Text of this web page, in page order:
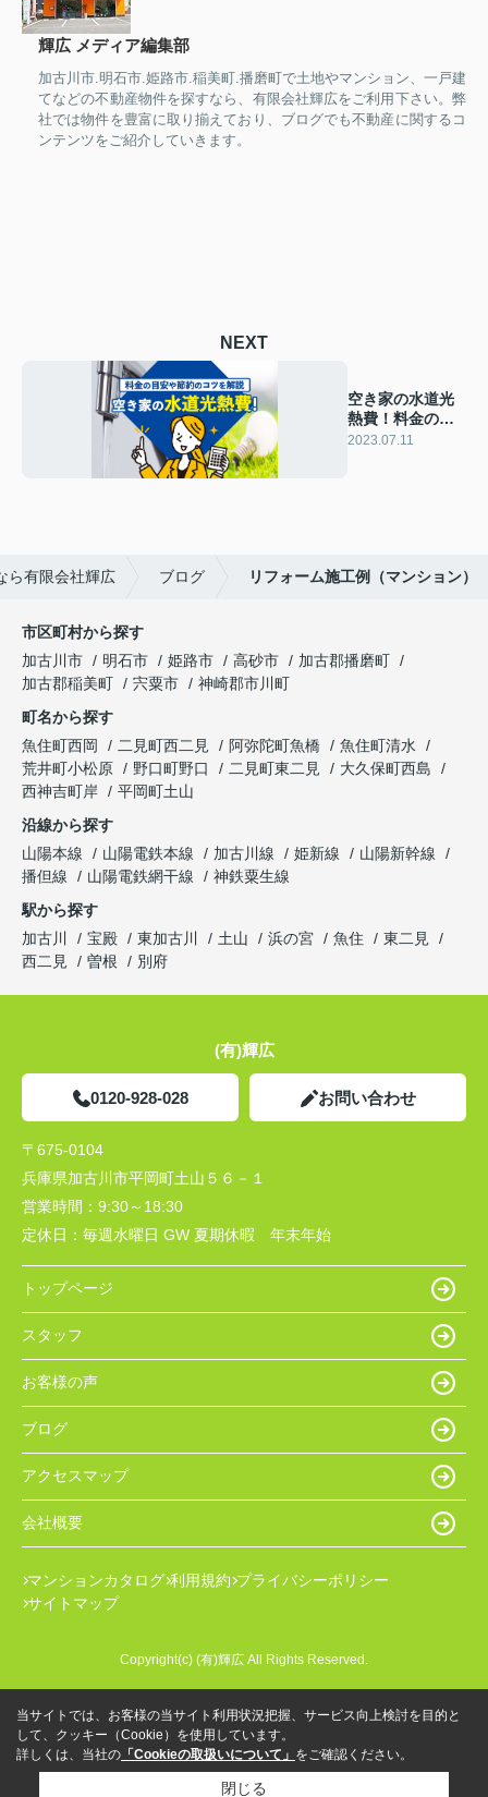
輝広 メディア編集部
加古川市.明石市.姫路市.稲美町.播磨町で土地やマンション、一戸建
てなどの不動産物件を探すなら、有限会社輝広をご利用下さい。弊
社では物件を豊富に取り揃えており、ブログでも不動産に関するコ
ンテンツをご紹介していきます。
NEXT
空き家の水道光
熱費！料金の目
安や節約のコツ
2023.07.11
ら有限会社輝広 ブログ リフォーム施工例（マンション）
市区町村から探す
加古川市
明石市 姫路市 高砂市
加古郡播磨町
加古郡稲美町
宍粟市
神崎郡市川町
町名から探す
魚住町西岡
二見町西二見 阿弥陀町魚橋
魚住町清水
荒井町小松原
野口町野口 二見町東二見
大久保町西島
西神吉町岸
平岡町土山
沿線から探す
山陽本線
山陽電鉄本線 加古川線 姫新線
山陽新幹線
播但線
山陽電鉄網干線
神鉄粟生線
駅から探す
加古川
宝殿 東加古川 土山 浜の宮 魚住
東二見
西二見
曽根 別府
(有)輝広
0120-928-028 お問い合わせ
〒675-0104
兵庫県加古川市平岡町土山５６－１
営業時間： 9:30～18:30
定休日： 毎週水曜日 GW 夏期休暇 年末年始
トップページ
スタッフ
お客様の声
ブログ
アクセスマップ
会社概要
マンションカタログ 利用規約 プライバシーポリシー
サイトマップ
Copyright(c) (有)輝広 All Rights Reserved.
当サイトでは、お客様の当サイト利用状況把握、サービス向上検討を目的と
して、クッキー（Cookie）を使用しています。
詳しくは、当社の 「Cookieの取扱いについて」 をご確認ください。
閉じる